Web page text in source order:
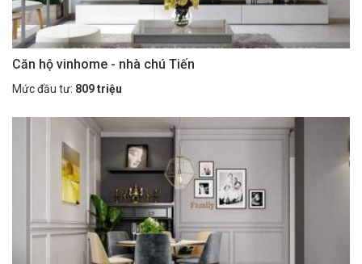
Căn hộ vinhome - nhà chú Tiến
Mức đầu tư: 809 triệu